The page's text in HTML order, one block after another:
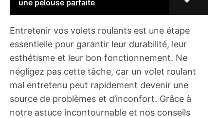
une pelouse parfaite
Entretenir vos volets roulants est une étape
essentielle pour garantir leur durabilité, leur
esthétisme et leur bon fonctionnement. Ne
négligez pas cette tâche, car un volet roulant
mal entretenu peut rapidement devenir une
source de problèmes et d’inconfort. Grâce à
notre astuce incontournable et nos conseils